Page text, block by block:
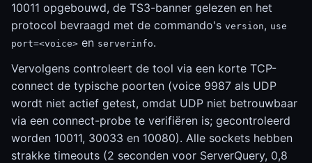
10011 opgebouwd, de TS3-banner gelezen en het
protocol bevraagd met de commando's version, use
port=<voice> en serverinfo.
Vervolgens controleert de tool via een korte TCP-
connect de typische poorten (voice 9987 als UDP
wordt niet actief getest, omdat UDP niet betrouwbaar
via een connect-probe te verifiëren is; gecontroleerd
worden 10011, 30033 en 10080). Alle sockets hebben
strakke timeouts (2 seconden voor ServerQuery, 0,8